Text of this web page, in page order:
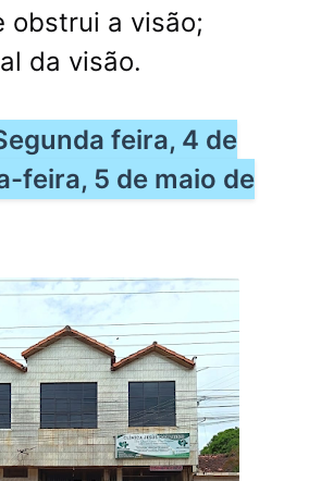
obstrui a visão;
da visão.
feira, 4 de
feira, 5 de maio de